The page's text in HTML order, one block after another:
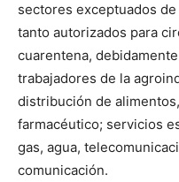
sectores exceptuados
tanto autorizados para
cuarentena,
trabajadores de la
distribución de
farmacéutico; servicios
gas, agua,
comunicación.